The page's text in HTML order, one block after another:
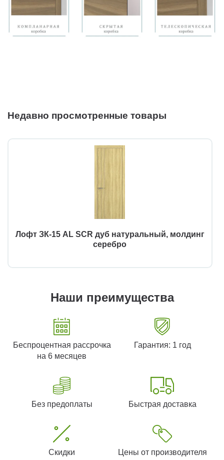
Недавно просмотренные товары
Лофт ЗК-15 AL SCR дуб натуральный, молдинг
серебро
Наши преимущества
Беспроцентная рассрочка
на 6 месяцев
Гарантия: 1 год
Без предоплаты Быстрая доставка
Скидки Цены от производителя